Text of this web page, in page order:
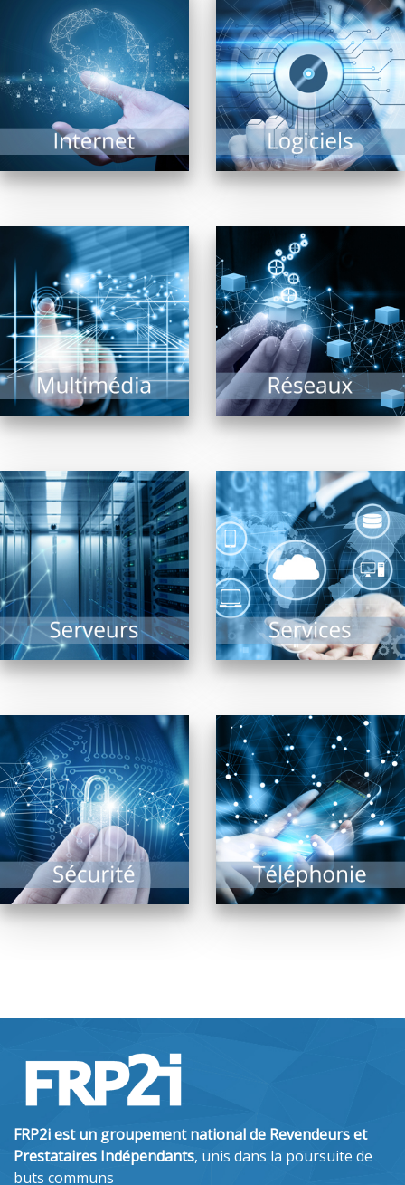
Navigateurs, moteurs
de recherche, matériel
de connexion… Internet
est un vaste univers ou
matériels et logiciels...
EN SAVOIR PLUS
Trouver « LE » logiciel
répondant à un besoin
précis est une tâche
complexe tant il...
EN SAVOIR PLUS
Pour la diffusion de
contenus multimédia,
affichage dynamique
intérieur ou extérieur,
bornes interactives,
vidéo projection,
écrans...
EN SAVOIR PLUS
En confiant aux
revendeurs membres
de FRP2i le
déploiement,
l’administration et la
supervision de
systèmes réseaux,...
EN SAVOIR PLUS
Collectivités, TPE, PME,
ou de taille plus
conséquente, le(s)
serveur(s) reste(nt)
dans tous les cas le...
EN SAVOIR PLUS
Sauvegarde, Sécurité,
Solutions Cloud,
Infogérance,
Assistance, PRA, Saas,
réponses aux appels
au secours…
l’informatique n’est
plus...
EN SAVOIR PLUS
Etudier la fiabilité du
système d’informations
d’une entreprise,
assurer sa sécurité
d’accès sont les
missions des...
EN SAVOIR PLUS
La téléphonie est en
révolution depuis
quelques années et les
améliorations
majeures sont à venir
!...
EN SAVOIR PLUS
FRP2i est un groupement national de Revendeurs et
Prestataires Indépendants, unis dans la poursuite de
buts communs